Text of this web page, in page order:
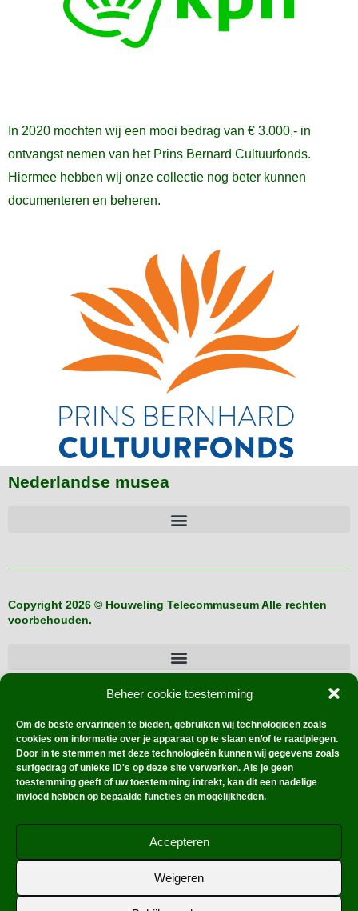
Beheer cookie toestemming
Om de beste ervaringen te bieden, gebruiken wij technologieën zoals
cookies om informatie over je apparaat op te slaan en/of te raadplegen.
Door in te stemmen met deze technologieën kunnen wij gegevens zoals
surfgedrag of unieke ID's op deze site verwerken. Als je geen
toestemming geeft of uw toestemming intrekt, kan dit een nadelige
invloed hebben op bepaalde functies en mogelijkheden.
Accepteren
Weigeren
In 2020 mochten wij een mooi bedrag van € 3.000,- in
ontvangst nemen van het Prins Bernard Cultuurfonds.
Hiermee hebben wij onze collectie nog beter kunnen
documenteren en beheren.
Nederlandse musea
Copyright 2026 © Houweling Telecommuseum Alle rechten
voorbehouden.
Buitenlandse verzamelaars
Hoe werkt dat?
Ontworpen met Elementor Theme Astra | door